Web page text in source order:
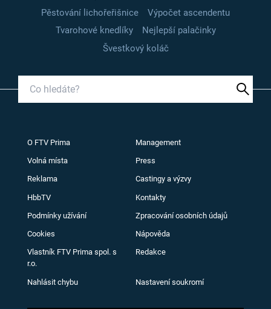
Pěstování lichořeřišnice
Výpočet ascendentu
Tvarohové knedlíky
Nejlepší palačinky
Švestkový koláč
O FTV Prima Management
Volná místa Press
Reklama Castingy a výzvy
HbbTV Kontakty
Podmínky užívání Zpracování osobních údajů
Cookies Nápověda
Vlastník FTV Prima spol. s
r.o.
Redakce
Nahlásit chybu Nastavení soukromí